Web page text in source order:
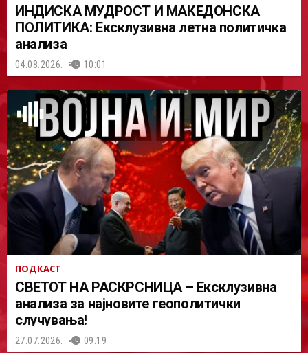
ИНДИСКА МУДРОСТ И МАКЕДОНСКА
ПОЛИТИКА: Ексклузивна летна политичка
анализа
04.08.2026. 10:01
ПОДКАСТ
СВЕТОТ НА РАСКРСНИЦА – Ексклузивна
анализа за најновите геополитички
случувања!
27.07.2026. 09:19